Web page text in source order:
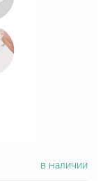
в наличии